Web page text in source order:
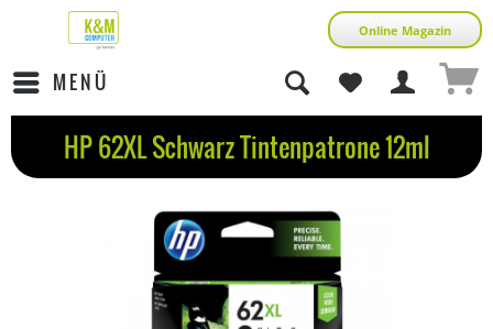
Online Magazin
MENÜ
HP 62XL Schwarz Tintenpatrone 12ml